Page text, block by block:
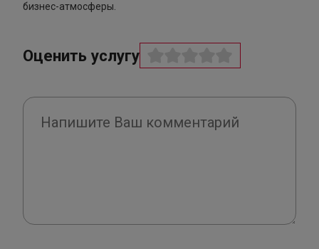
бизнес-атмосферы.
Оценить услугу